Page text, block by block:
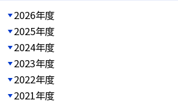
2026年度
2025年度
2024年度
2023年度
2022年度
2021年度